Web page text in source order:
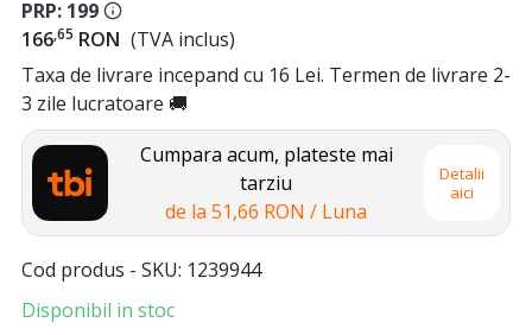
PRP: 199
166,65 RON (TVA inclus)
Taxa de livrare incepand cu 16 Lei. Termen de livrare 2-
3 zile lucratoare 🚚
Cumpara acum, plateste mai
tarziu
de la 51,66 RON / Luna
Detalii
aici
Cod produs - SKU 1239944
Disponibil in stoc